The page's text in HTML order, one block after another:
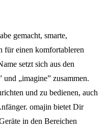
gemacht, smarte,
für einen komfortableren
setzt sich aus den
„imagine” zusammen.
und zu bedienen, auch
omajin bietet Dir
in den Bereichen